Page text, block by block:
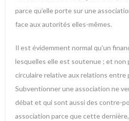
parce qu’elle porte sur une
face aux autorités elles-mêmes.
Il est évidemment normal qu’un
lesquelles elle est soutenue ; et non
circulaire relative aux relations
Subventionner une association ne
débat et qui sont aussi des contre-
association parce que cette